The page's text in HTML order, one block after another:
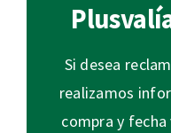
Si desea
realizamos
compra y